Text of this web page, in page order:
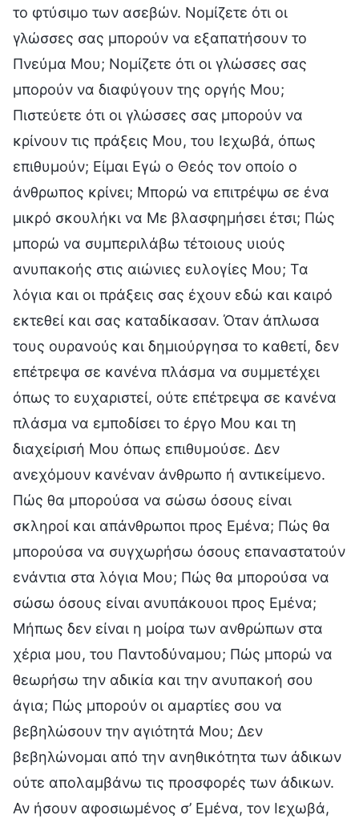
το φτύσιμο των ασεβών. Νομίζετε ότι οι
γλώσσες σας μπορούν να εξαπατήσουν το
Πνεύμα Μου; Νομίζετε ότι οι γλώσσες σας
μπορούν να διαφύγουν της οργής Μου;
Πιστεύετε ότι οι γλώσσες σας μπορούν να
κρίνουν τις πράξεις Μου, του Ιεχωβά, όπως
επιθυμούν; Είμαι Εγώ ο Θεός τον οποίο ο
άνθρωπος κρίνει; Μπορώ να επιτρέψω σε ένα
μικρό σκουλήκι να Με βλασφημήσει έτσι; Πώς
μπορώ να συμπεριλάβω τέτοιους υιούς
ανυπακοής στις αιώνιες ευλογίες Μου; Τα
λόγια και οι πράξεις σας έχουν εδώ και καιρό
εκτεθεί και σας καταδίκασαν. Όταν άπλωσα
τους ουρανούς και δημιούργησα το καθετί, δεν
επέτρεψα σε κανένα πλάσμα να συμμετέχει
όπως το ευχαριστεί, ούτε επέτρεψα σε κανένα
πλάσμα να εμποδίσει το έργο Μου και τη
διαχείρισή Μου όπως επιθυμούσε. Δεν
ανεχόμουν κανέναν άνθρωπο ή αντικείμενο.
Πώς θα μπορούσα να σώσω όσους είναι
σκληροί και απάνθρωποι προς Εμένα; Πώς θα
μπορούσα να συγχωρήσω όσους επαναστατούν
ενάντια στα λόγια Μου; Πώς θα μπορούσα να
σώσω όσους είναι ανυπάκουοι προς Εμένα;
Μήπως δεν είναι η μοίρα των ανθρώπων στα
χέρια μου, του Παντοδύναμου; Πώς μπορώ να
θεωρήσω την αδικία και την ανυπακοή σου
άγια; Πώς μπορούν οι αμαρτίες σου να
βεβηλώσουν την αγιότητά Μου; Δεν
βεβηλώνομαι από την ανηθικότητα των άδικων
ούτε απολαμβάνω τις προσφορές των άδικων.
Αν ήσουν αφοσιωμένος σ’ Εμένα, τον Ιεχωβά,